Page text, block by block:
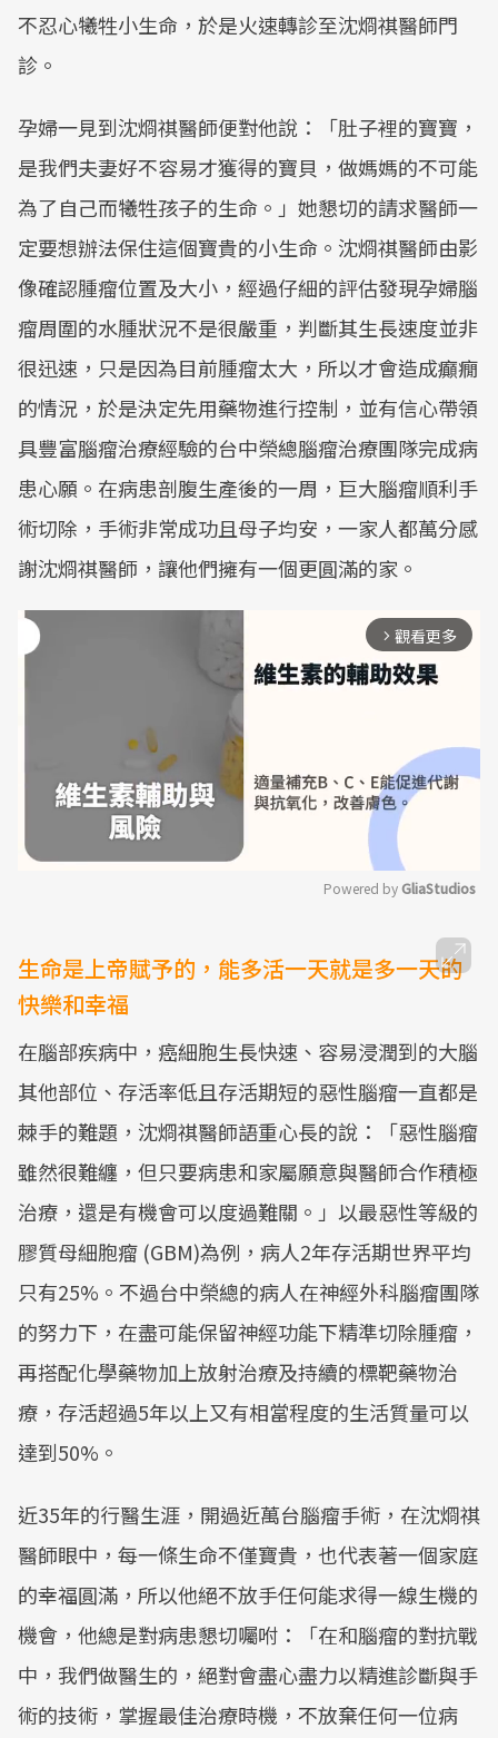
不忍心犧牲小生命，於是火速轉診至沈烱祺醫師門
診。
孕婦一見到沈烱祺醫師便對他說：「肚子裡的寶寶，
是我們夫妻好不容易才獲得的寶貝，做媽媽的不可能
為了自己而犧牲孩子的生命。」她懇切的請求醫師一
定要想辦法保住這個寶貴的小生命。沈烱祺醫師由影
像確認腫瘤位置及大小，經過仔細的評估發現孕婦腦
瘤周圍的水腫狀況不是很嚴重，判斷其生長速度並非
很迅速，只是因為目前腫瘤太大，所以才會造成癲癇
的情況，於是決定先用藥物進行控制，並有信心帶領
具豐富腦瘤治療經驗的台中榮總腦瘤治療團隊完成病
患心願。在病患剖腹生產後的一周，巨大腦瘤順利手
術切除，手術非常成功且母子均安，一家人都萬分感
謝沈烱祺醫師，讓他們擁有一個更圓滿的家。
arrow_forward_ios 觀看更多
Mute
Powered by GliaStudios
生命是上帝賦予的，能多活一天就是多一天的
快樂和幸福
在腦部疾病中，癌細胞生長快速、容易浸潤到的大腦
其他部位、存活率低且存活期短的惡性腦瘤一直都是
棘手的難題，沈烱祺醫師語重心長的說：「惡性腦瘤
雖然很難纏，但只要病患和家屬願意與醫師合作積極
治療，還是有機會可以度過難關。」以最惡性等級的
膠質母細胞瘤 (GBM)為例，病人2年存活期世界平均
只有25%。不過台中榮總的病人在神經外科腦瘤團隊
的努力下，在盡可能保留神經功能下精準切除腫瘤，
再搭配化學藥物加上放射治療及持續的標靶藥物治
療，存活超過5年以上又有相當程度的生活質量可以
達到50%。
近35年的行醫生涯，開過近萬台腦瘤手術，在沈烱祺
醫師眼中，每一條生命不僅寶貴，也代表著一個家庭
的幸福圓滿，所以他絕不放手任何能求得一線生機的
機會，他總是對病患懇切囑咐：「在和腦瘤的對抗戰
中，我們做醫生的，絕對會盡心盡力以精進診斷與手
術的技術，掌握最佳治療時機，不放棄任何一位病